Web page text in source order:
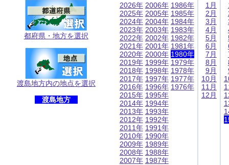
都府県・地方を選択
渡島地方内の地点を選択
渡島地方
2026年
2025年
2024年
2023年
2022年
2021年
2020年
2019年
2018年
2017年
2016年
2015年
2014年
2013年
2012年
2011年
2010年
2009年
2008年
2007年
2006年
2005年
2004年
2003年
2002年
2001年
2000年
1999年
1998年
1997年
1996年
1995年
1994年
1993年
1992年
1991年
1990年
1989年
1988年
1987年
1986年
1985年
1984年
1983年
1982年
1981年
1980年
1979年
1978年
1977年
1976年
1月
2月
3月
4月
5月
6月
7月
8月
9月
10月
11月
12月